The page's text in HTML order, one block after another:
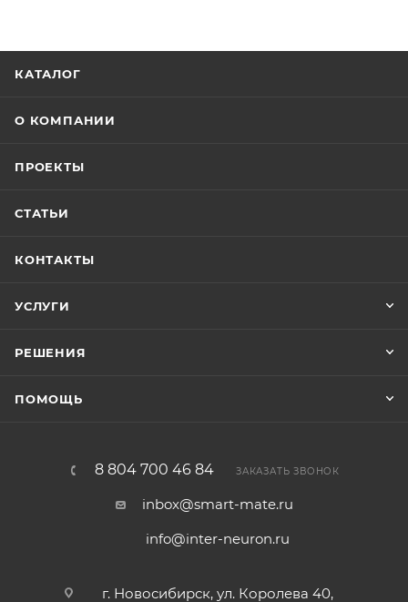
КАТАЛОГ
О КОМПАНИИ
ПРОЕКТЫ
СТАТЬИ
КОНТАКТЫ
УСЛУГИ
РЕШЕНИЯ
ПОМОЩЬ
8 804 700 46 84 ЗАКАЗАТЬ ЗВОНОК
inbox@smart-mate.ru
info@inter-neuron.ru
г. Новосибирск, ул. Королева 40,